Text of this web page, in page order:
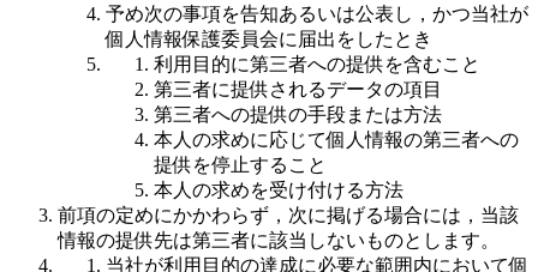
予め次の事項を告知あるいは公表し，かつ当社が
個人情報保護委員会に届出をしたとき
利用目的に第三者への提供を含むこと
第三者に提供されるデータの項目
第三者への提供の手段または方法
本人の求めに応じて個人情報の第三者への
提供を停止すること
本人の求めを受け付ける方法
前項の定めにかかわらず，次に掲げる場合には，当該
情報の提供先は第三者に該当しないものとします。
当社が利用目的の達成に必要な範囲内において個